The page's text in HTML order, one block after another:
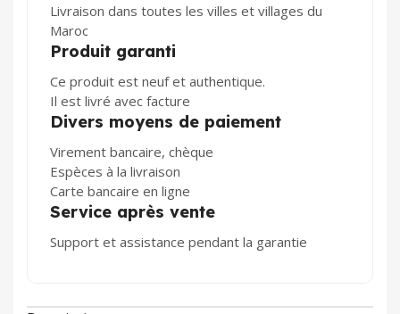
Livraison dans toutes les villes et villages du
Maroc
Produit garanti
Ce produit est neuf et authentique.
Il est livré avec facture
Divers moyens de paiement
Virement bancaire, chèque
Espèces à la livraison
Carte bancaire en ligne
Service après vente
Support et assistance pendant la garantie